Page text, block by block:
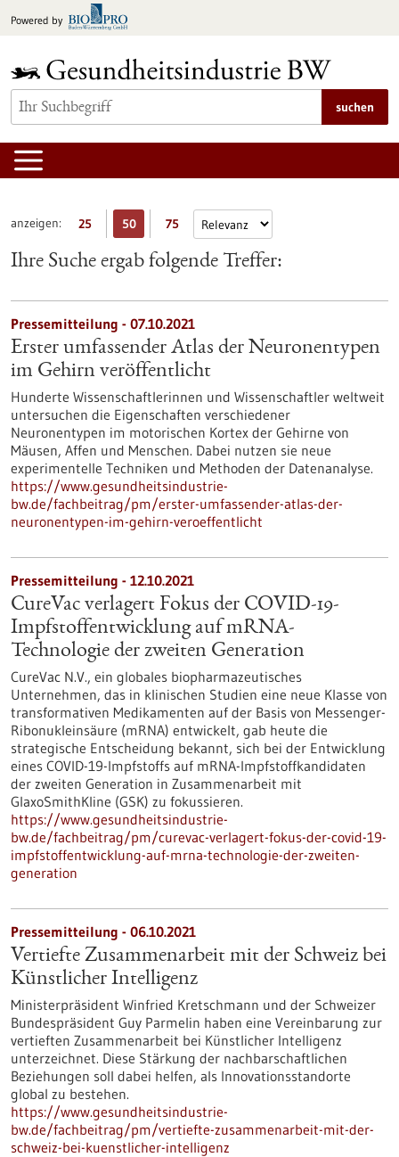
Inhalt
Powered by
suchen
anzeigen: 25 50 75
Ihre Suche ergab folgende Treffer:
Pressemitteilung - 07.10.2021
Erster umfassender Atlas der Neuronentypen
im Gehirn veröffentlicht
Hunderte Wissenschaftlerinnen und Wissenschaftler weltweit
untersuchen die Eigenschaften verschiedener
Neuronentypen im motorischen Kortex der Gehirne von
Mäusen, Affen und Menschen. Dabei nutzen sie neue
experimentelle Techniken und Methoden der Datenanalyse.
https://www.gesundheitsindustrie-
bw.de/fachbeitrag/pm/erster-umfassender-atlas-der-
neuronentypen-im-gehirn-veroeffentlicht
Pressemitteilung - 12.10.2021
CureVac verlagert Fokus der COVID-19-
Impfstoffentwicklung auf mRNA-
Technologie der zweiten Generation
CureVac N.V., ein globales biopharmazeutisches
Unternehmen, das in klinischen Studien eine neue Klasse von
transformativen Medikamenten auf der Basis von Messenger-
Ribonukleinsäure (mRNA) entwickelt, gab heute die
strategische Entscheidung bekannt, sich bei der Entwicklung
eines COVID-19-Impfstoffs auf mRNA-Impfstoffkandidaten
der zweiten Generation in Zusammenarbeit mit
GlaxoSmithKline (GSK) zu fokussieren.
https://www.gesundheitsindustrie-
bw.de/fachbeitrag/pm/curevac-verlagert-fokus-der-covid-19-
impfstoffentwicklung-auf-mrna-technologie-der-zweiten-
generation
Pressemitteilung - 06.10.2021
Vertiefte Zusammenarbeit mit der Schweiz bei
Künstlicher Intelligenz
Ministerpräsident Winfried Kretschmann und der Schweizer
Bundespräsident Guy Parmelin haben eine Vereinbarung zur
vertieften Zusammenarbeit bei Künstlicher Intelligenz
unterzeichnet. Diese Stärkung der nachbarschaftlichen
Beziehungen soll dabei helfen, als Innovationsstandorte
global zu bestehen.
https://www.gesundheitsindustrie-
bw.de/fachbeitrag/pm/vertiefte-zusammenarbeit-mit-der-
schweiz-bei-kuenstlicher-intelligenz